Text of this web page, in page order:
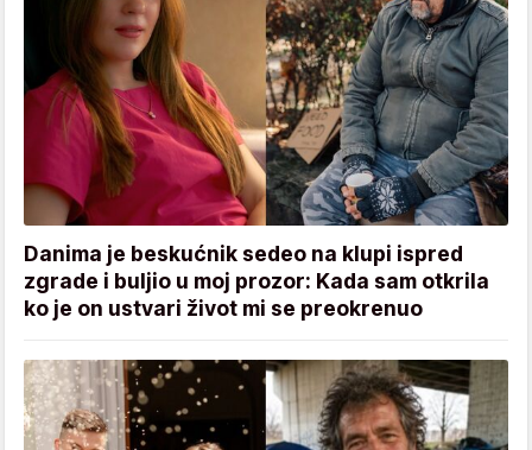
Danima je beskućnik sedeo na klupi ispred
zgrade i buljio u moj prozor: Kada sam otkrila
ko je on ustvari život mi se preokrenuo